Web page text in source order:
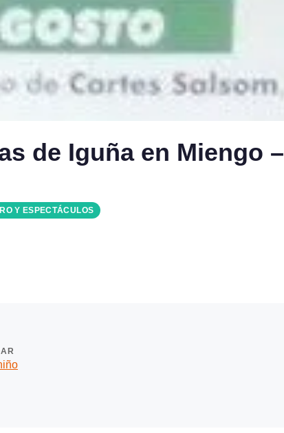
de Iguña en Miengo –
Y ESPECTÁCULOS